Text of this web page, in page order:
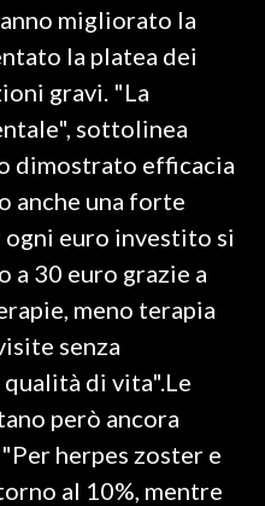
migliorato la
la platea dei
gravi. "La
sottolinea
dimostrato efficacia
anche una forte
ogni euro investito si
a 30 euro grazie a
meno terapia
senza
di vita".Le
però ancora
herpes zoster e
al 10%, mentre